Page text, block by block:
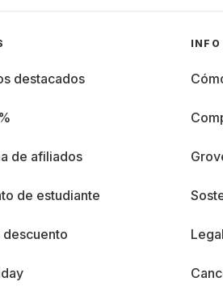
destacados
de afiliados
de estudiante
INFO
Legal